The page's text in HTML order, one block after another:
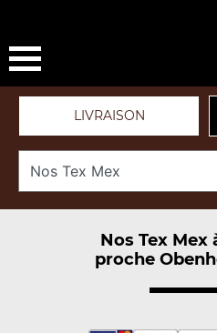
LIVRAISON
Nos Tex
proche